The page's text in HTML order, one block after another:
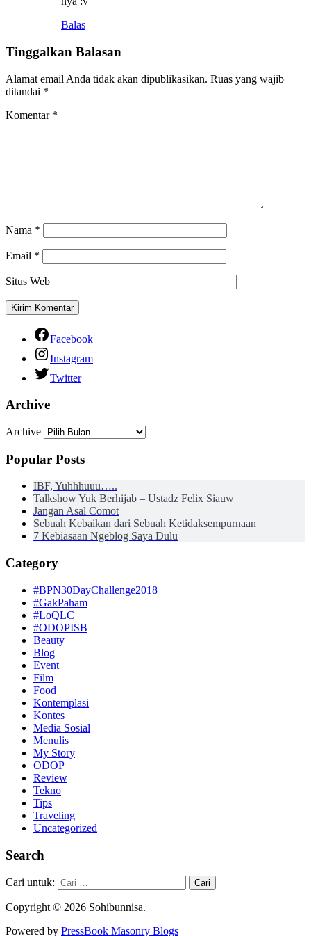
Balas
Tinggalkan Balasan
Alamat email Anda tidak akan dipublikasikan. Ruas yang wajib
ditandai *
Komentar *
Nama *
Email *
Situs Web
Facebook
Instagram
Twitter
Archive
Archive
Popular Posts
IBF, Yuhhhuuu…..
Talkshow Yuk Berhijab – Ustadz Felix Siauw
Jangan Asal Comot
Sebuah Kebaikan dari Sebuah Ketidaksempurnaan
7 Kebiasaan Ngeblog Saya Dulu
Category
#BPN30DayChallenge2018
#GakPaham
#LoQLC
#ODOPISB
Beauty
Blog
Event
Film
Food
Kontemplasi
Kontes
Media Sosial
Menulis
My Story
ODOP
Review
Tekno
Tips
Traveling
Uncategorized
Search
Cari untuk:
Copyright © 2026 Sohibunnisa.
Powered by PressBook Masonry Blogs